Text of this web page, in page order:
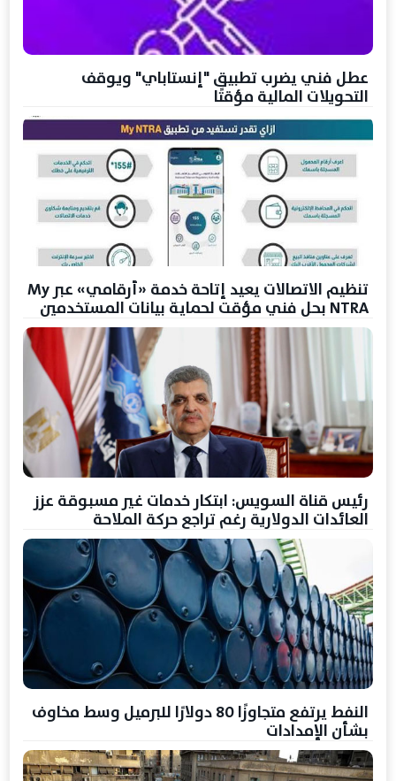
عطل فني يضرب تطبيق "إنستاباي" ويوقف
التحويلات المالية مؤقتًا
تنظيم الاتصالات يعيد إتاحة خدمة «أرقامي» عبر My
NTRA بحل فني مؤقت لحماية بيانات المستخدمين
رئيس قناة السويس: ابتكار خدمات غير مسبوقة عزز
العائدات الدولارية رغم تراجع حركة الملاحة
النفط يرتفع متجاوزًا 80 دولارًا للبرميل وسط مخاوف
بشأن الإمدادات